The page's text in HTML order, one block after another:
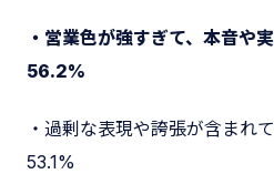
・営業色が強すぎて、本音や
56.2%
・過剰な表現や誇張が含まれ
53.1%